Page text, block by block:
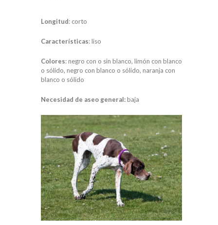
Longitud: corto
Características: liso
Colores: negro con o sin blanco, limón con blanco
o sólido, negro con blanco o sólido, naranja con
blanco o sólido
Necesidad de aseo general:baja